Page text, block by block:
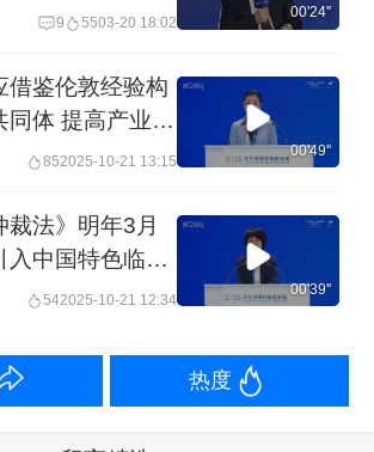
9 5503-20 18:02
00'24''
借鉴伦敦经验构
同体 提高产业的
852025-10-21 13:15
00'49''
裁法》明年3月
入中国特色临时
境外争议解决
542025-10-21 12:34
00'39''
热度